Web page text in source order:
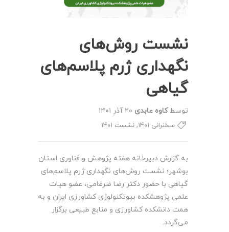
نشست روش‌های
نگهداری ژرم پلاسم‌های
گیاهی
توسطکاوه عابدی ۲۰ آذر ۱۴۰۱
سخنرانی ۱۴۰۱ , نشست ۱۴۰۱
به گزارش دبیرخانه هفته پژوهش و فناوری استان
بوشهر؛ نشست روش‌های نگهداری ژرم پلاسم‌های
گیاهی با حضور دکتر رضا ضرغامی، عضو هیات
علمی پژوهشکده بیوتکنولوژی کشاورزی ایران و به
همت دانشکده کشاورزی و منابع طبیعی برگزار
می‌گردد.